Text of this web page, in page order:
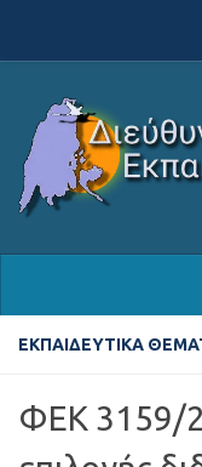
ΕΚΠΑΙΔΕΥΤΙΚΆ
ΦΕΚ 3159/